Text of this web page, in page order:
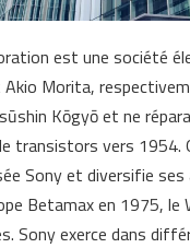
est une société
Morita,
Kōgyō et ne
transistors vers 1954.
Sony et diversifie
Betamax en 1975, le
Sony exerce dans